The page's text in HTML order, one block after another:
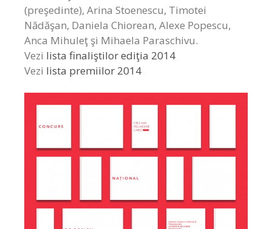
(preşedinte), Arina Stoenescu, Timotei
Nădăşan, Daniela Chiorean, Alexe Popescu,
Anca Mihuleţ şi Mihaela Paraschivu.
Vezi lista finaliştilor ediţia 2014
Vezi lista premiilor 2014